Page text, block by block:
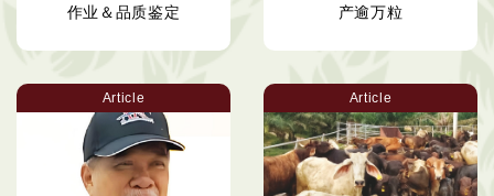
作业＆品质鉴定
产逾万粒
Article Article